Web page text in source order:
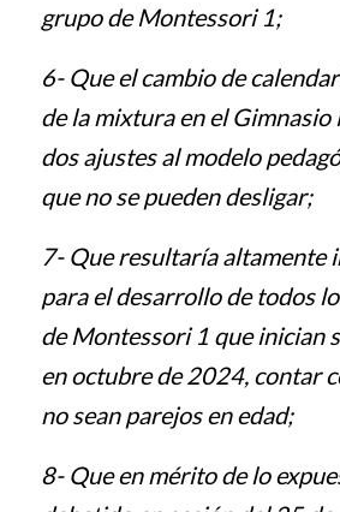
grupo de Montessori 1;
6- Que el cambio de
de la mixtura en el
dos ajustes al modelo
que no se pueden desligar;
7- Que resultaría altamente
para el desarrollo de todos
de Montessori 1 que inician
en octubre de 2024, contar
no sean parejos en edad;
8- Que enmérito de lo